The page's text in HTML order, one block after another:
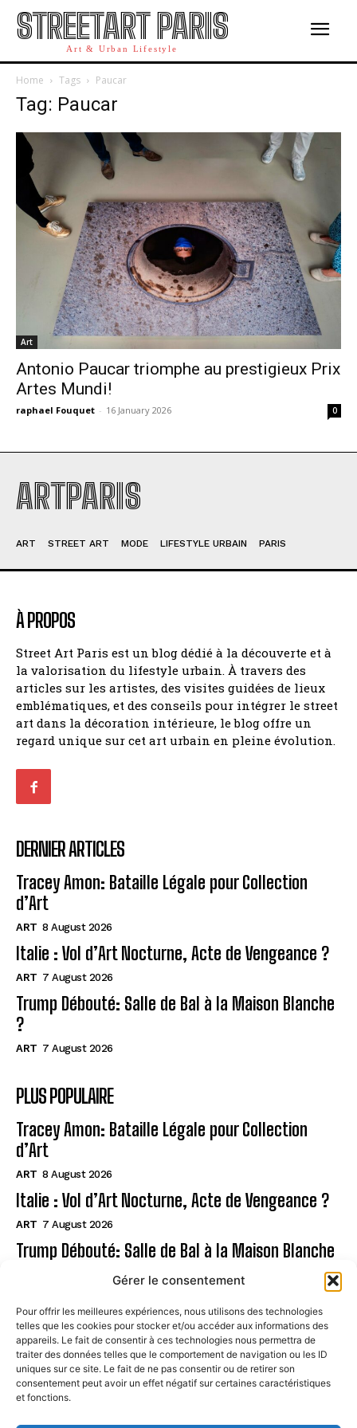
Gérer le consentement
Pour offrir les meilleures expériences, nous utilisons des technologies
telles que les cookies pour stocker et/ou accéder aux informations des
appareils. Le fait de consentir à ces technologies nous permettra de
traiter des données telles que le comportement de navigation ou les ID
uniques sur ce site. Le fait de ne pas consentir ou de retirer son
consentement peut avoir un effet négatif sur certaines caractéristiques
et fonctions.
STREETART PARIS
Art & Urban Lifestyle
Home Tags Paucar
Tag: Paucar
Art
Antonio Paucar triomphe au prestigieux Prix
Artes Mundi!
raphael Fouquet - 16 January 2026 0
ARTPARIS
ART STREET ART MODE LIFESTYLE URBAIN PARIS
À PROPOS
Street Art Paris est un blog dédié à la découverte et à
la valorisation du lifestyle urbain. À travers des
articles sur les artistes, des visites guidées de lieux
emblématiques, et des conseils pour intégrer le street
art dans la décoration intérieure, le blog offre un
regard unique sur cet art urbain en pleine évolution.
DERNIER ARTICLES
Tracey Amon: Bataille Légale pour Collection
d’Art
ART 8 August 2026
Italie : Vol d’Art Nocturne, Acte de Vengeance ?
ART 7 August 2026
Trump Débouté: Salle de Bal à la Maison Blanche
?
ART 7 August 2026
PLUS POPULAIRE
Tracey Amon: Bataille Légale pour Collection
d’Art
ART 8 August 2026
Italie : Vol d’Art Nocturne, Acte de Vengeance ?
ART 7 August 2026
Trump Débouté: Salle de Bal à la Maison Blanche
Page
CONTACT
MENTIONS LÉGALES